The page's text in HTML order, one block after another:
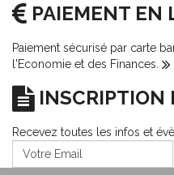
PAIEMENT EN
Paiement sécurisé par carte
l'Economie et des Finances.
INSCRIPTION
Recevez toutes les infos et